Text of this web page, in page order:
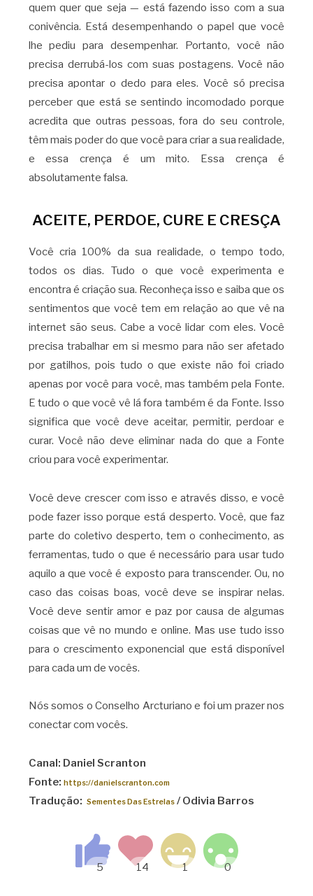
quem quer que seja — está fazendo isso com a sua
conivência. Está desempenhando o papel que você
lhe pediu para desempenhar. Portanto, você não
precisa derrubá-los com suas postagens. Você não
precisa apontar o dedo para eles. Você só precisa
perceber que está se sentindo incomodado porque
acredita que outras pessoas, fora do seu controle,
têm mais poder do que você para criar a sua realidade,
e essa crença é um mito. Essa crença é
absolutamente falsa.
ACEITE, PERDOE, CURE E CRESÇA
Você cria 100% da sua realidade, o tempo todo,
todos os dias. Tudo o que você experimenta e
encontra é criação sua. Reconheça isso e saiba que os
sentimentos que você tem em relação ao que vê na
internet são seus. Cabe a você lidar com eles. Você
precisa trabalhar em si mesmo para não ser afetado
por gatilhos, pois tudo o que existe não foi criado
apenas por você para você, mas também pela Fonte.
E tudo o que você vê lá fora também é da Fonte. Isso
significa que você deve aceitar, permitir, perdoar e
curar. Você não deve eliminar nada do que a Fonte
criou para você experimentar.
Você deve crescer com isso e através disso, e você
pode fazer isso porque está desperto. Você, que faz
parte do coletivo desperto, tem o conhecimento, as
ferramentas, tudo o que é necessário para usar tudo
aquilo a que você é exposto para transcender. Ou, no
caso das coisas boas, você deve se inspirar nelas.
Você deve sentir amor e paz por causa de algumas
coisas que vê no mundo e online. Mas use tudo isso
para o crescimento exponencial que está disponível
para cada um de vocês.
Nós somos o Conselho Arcturiano e foi um prazer nos
conectar com vocês.
Canal: Daniel Scranton
Fonte: https://danielscranton.com
Tradução: Sementes Das Estrelas/ Odivia Barros